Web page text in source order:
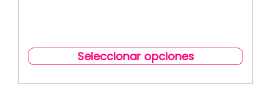
Seleccionar opciones